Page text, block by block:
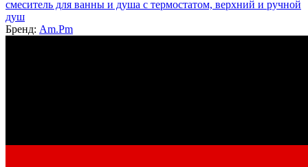
смеситель для ванны и душа с термостатом, верхний и ручной
душ
Бренд: Am.Pm